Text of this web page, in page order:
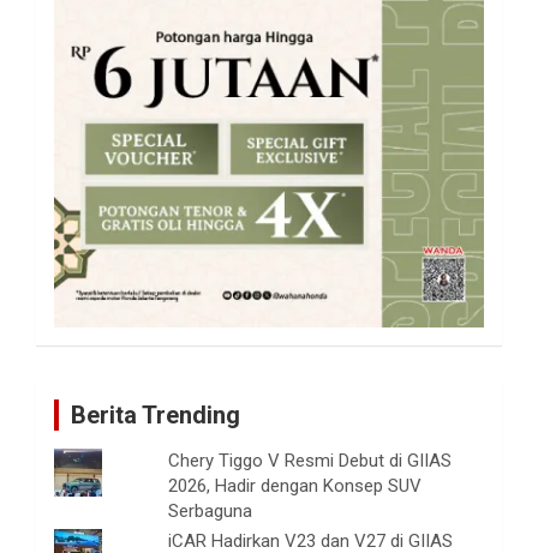
Berita Trending
Chery Tiggo V Resmi Debut di GIIAS
2026, Hadir dengan Konsep SUV
Serbaguna
iCAR Hadirkan V23 dan V27 di GIIAS